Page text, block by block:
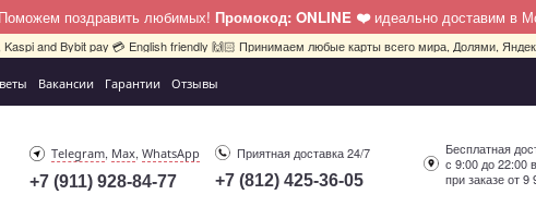
поздравить любимых! Промокод: ONLINE ❤️ идеально доставим в
and Bybit pay 💳 English friendly 🙌🏻 Принимаем любые карты всего мира, Долями,
Вакансии Гарантии Отзывы
Telegram, Max,WhatsApp
+7 (911) 928-84-77
Приятная доставка 24/7
+7 (812) 425-36-05
Бесплатная
с 9:00 до 22:00
при заказе от 9